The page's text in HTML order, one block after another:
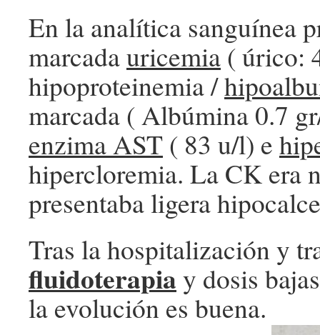
En la analítica sanguínea
marcadauricemia( úrico:
hipoproteinemia /
marcada ( Albúmina 0.7
enzima AST( 83 u/l) e
hipercloremia. La CK era
presentaba ligera
Tras la hospitalización y
fluidoterapiay dosis
la evolución es buena.